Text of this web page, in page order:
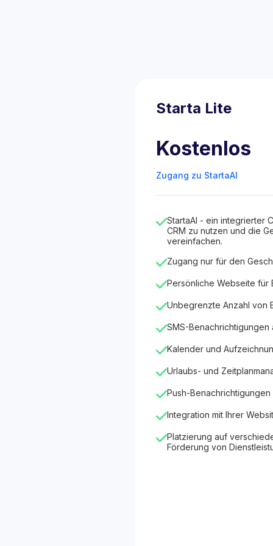
Starta Lite
Kostenlos
Zugang zu StartaAI
StartaAI - ein integrierter
CRM zu nutzen und die
vereinfachen.
Zugang nur für den
Persönliche Webseite für
Unbegrenzte Anzahl von
SMS-Benachrichtigungen
Kalender und
Urlaubs- und
Push-
Integration mit Ihrer
Platzierung auf
Förderung von